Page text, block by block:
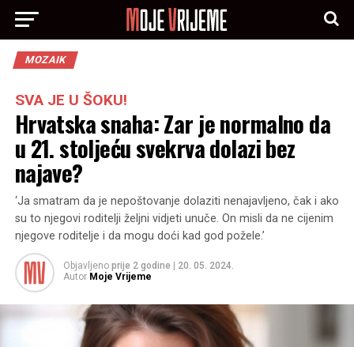
MOZAIK
SVA JE U ŠOKU!
Hrvatska snaha: Zar je normalno da
u 21. stoljeću svekrva dolazi bez
najave?
‘Ja smatram da je nepoštovanje dolaziti nenajavljeno, čak i ako
su to njegovi roditelji željni vidjeti unuče. On misli da ne cijenim
njegove roditelje i da mogu doći kad god požele.’
Objavljeno prije 2 godine
20. 05. 2024.
Autor Moje Vrijeme